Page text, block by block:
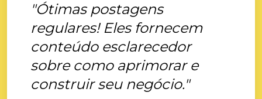
"Ótimas postagens
regulares! Eles fornecem
conteúdo esclarecedor
sobre como aprimorar e
construir seu negócio."